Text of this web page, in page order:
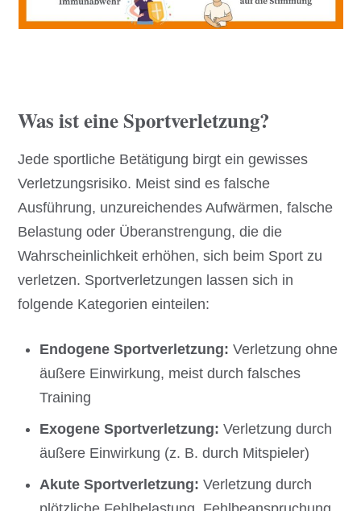
Was ist eine Sportverletzung?
Jede sportliche Betätigung birgt ein gewisses
Verletzungsrisiko. Meist sind es falsche
Ausführung, unzureichendes Aufwärmen, falsche
Belastung oder Überanstrengung, die die
Wahrscheinlichkeit erhöhen, sich beim Sport zu
verletzen. Sportverletzungen lassen sich in
folgende Kategorien einteilen:
Endogene Sportverletzung: Verletzung ohne
äußere Einwirkung, meist durch falsches
Training
Exogene Sportverletzung: Verletzung durch
äußere Einwirkung (z. B. durch Mitspieler)
Akute Sportverletzung: Verletzung durch